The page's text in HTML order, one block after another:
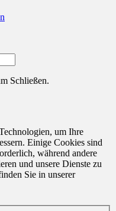
Schließen.
um Ihre
Einige Cookies sind
während andere
und unsere Dienste zu
Sie in unserer